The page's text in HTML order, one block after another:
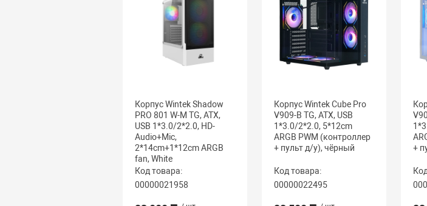
Корпус Wintek Shadow
PRO 801 W-M TG, ATX,
USB 1*3.0/2*2.0, HD-
Audio+Mic,
2*14cm+1*12cm ARGB
fan, White
Код товара:
00000021958
Корпус Wintek Cube Pro
V909-B TG, ATX, USB
1*3.0/2*2.0, 5*12cm
ARGB PWM (контроллер
+ пульт д/у), чёрный
Код товара:
00000022495
+